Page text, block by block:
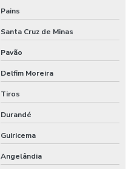
Pains
Santa Cruz de Minas
Pavão
Delfim Moreira
Tiros
Durandé
Guiricema
Angelândia